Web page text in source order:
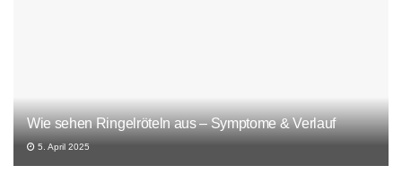
Wie sehen Ringelröteln aus – Symptome & Verlauf
5. April 2025